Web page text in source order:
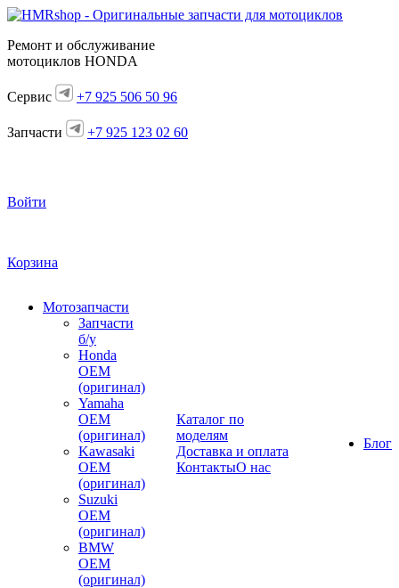
Ремонт и обслуживание
мотоциклов HONDA
Сервис +7 925 506 50 96
Запчасти +7 925 123 02 60
Войти
Корзина
Мотозапчасти
Запчасти
б/у
Honda
OEM
(оригинал)
Yamaha
OEM
(оригинал)
Kawasaki
OEM
(оригинал)
Suzuki
OEM
(оригинал)
BMW
OEM
(оригинал)
Каталог по
моделям
Доставка и оплата
КонтактыО нас
Блог